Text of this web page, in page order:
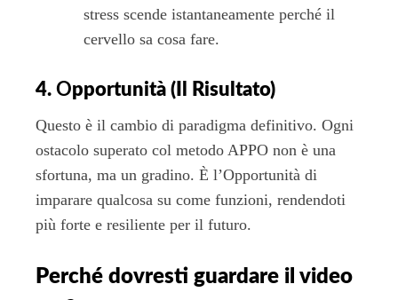
stress scende istantaneamente perché il
cervello sa cosa fare.
4. Opportunità (Il Risultato)
Questo è il cambio di paradigma definitivo. Ogni
ostacolo superato col metodo APPO non è una
sfortuna, ma un gradino. È l’Opportunità di
imparare qualcosa su come funzioni, rendendoti
più forte e resiliente per il futuro.
Perché dovresti guardare il video